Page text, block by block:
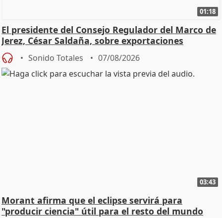
01:18
El presidente del Consejo Regulador del Marco de
Jerez, César Saldaña, sobre exportaciones
Sonido Totales 07/08/2026
03:43
Morant afirma que el eclipse servirá para
"producir ciencia" útil para el resto del mundo